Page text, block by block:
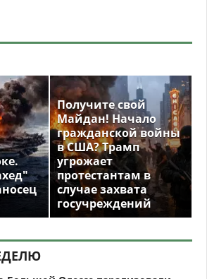
Получите свой
Майдан! Начало
гражданской войны
в США? Трамп
угрожает
протестантам в
случае захвата
госучреждений